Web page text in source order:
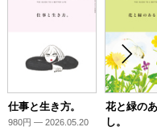
仕事と生き方。
980円 — 2026.05.20
花と緑の
し。